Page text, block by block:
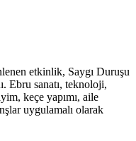
etkinlik, Saygı Duruşu
Ebru sanatı, teknoloji,
keçe yapımı, aile
uygulamalı olarak